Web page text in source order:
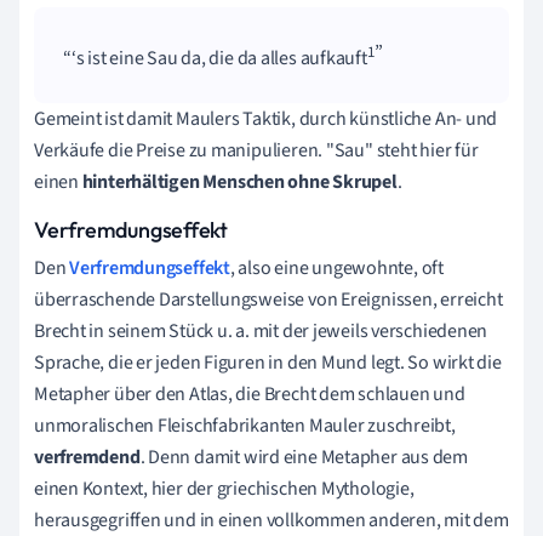
‘s ist eine Sau da, die da alles aufkauft1
Gemeint ist damit Maulers Taktik, durch künstliche An- und
Verkäufe die Preise zu manipulieren. "Sau" steht hier für
einen hinterhältigen Menschen ohne Skrupel.
Verfremdungseffekt
DenVerfremdungseffekt, also eine ungewohnte, oft
überraschende Darstellungsweise von Ereignissen, erreicht
Brecht in seinem Stück u. a. mit der jeweils verschiedenen
Sprache, die er jeden Figuren in den Mund legt. So wirkt die
Metapher über den Atlas, die Brecht dem schlauen und
unmoralischen Fleischfabrikanten Mauler zuschreibt,
verfremdend. Denn damit wird eine Metapher aus dem
einen Kontext, hier der griechischen Mythologie,
herausgegriffen und in einen vollkommen anderen, mit dem